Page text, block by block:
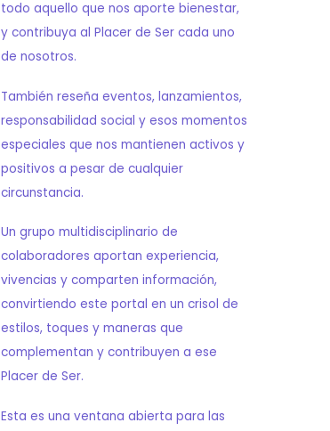
todo aquello que nos aporte bienestar,
y contribuya al Placer de Ser cada uno
de nosotros.
También reseña eventos, lanzamientos,
responsabilidad social y esos momentos
especiales que nos mantienen activos y
positivos a pesar de cualquier
circunstancia.
Un grupo multidisciplinario de
colaboradores aportan experiencia,
vivencias y comparten información,
convirtiendo este portal en un crisol de
estilos, toques y maneras que
complementan y contribuyen a ese
Placer de Ser.
Esta es una ventana abierta para las